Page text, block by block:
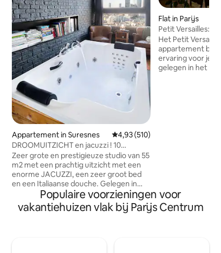
Appartement in Suresnes Gemiddelde beoordeling van
4,93 (510)
DROOMUITZICHT en jacuzzi ! 10
minuten van het centrum van PARIJS!
Zeer grote en prestigieuze studio van 55
m2 met een prachtig uitzicht met een
enorme JACUZZI, een zeer groot bed
en een Italiaanse douche. Gelegen in
een rustige en veilige omgeving op 10
minuten van de beroemde Avenue des
Champs Elysées (centrum van Parijs). Ik
Flat in Parijs
Petit
in ParisCenter
Het Petit
appartement
ervaring voor je
gelegen in het
Populaire voorzieningen voor
vakantiehuizen vlak bij Parijs Centrum